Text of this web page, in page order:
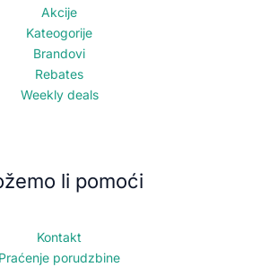
Akcije
Kateogorije
Brandovi
Rebates
Weekly deals
li pomoći
Kontakt
Praćenje porudzbine